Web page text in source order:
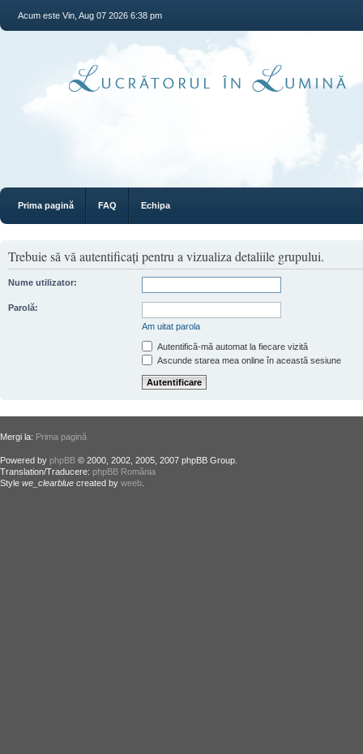
Acum este Vin, Aug 07 2026 6:38 pm
Prima pagină FAQ Echipa
Trebuie să vă autentificaţi pentru a vizualiza detaliile grupului.
Nume utilizator:
Parolă:
Am uitat parola
Autentifică-mă automat la fiecare vizită
Ascunde starea mea online în această sesiune
Mergi la: Prima pagină
Powered by phpBB © 2000, 2002, 2005, 2007 phpBB Group.
Translation/Traducere: phpBB România
Style we_clearblue created by weeb